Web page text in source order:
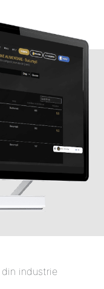
industrie